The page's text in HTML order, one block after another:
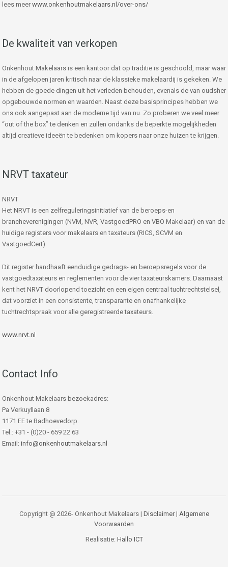
lees meer www.onkenhoutmakelaars.nl/over-ons/
De kwaliteit van verkopen
Onkenhout Makelaars is een kantoor dat op traditie is geschoold, maar waar
in de afgelopen jaren kritisch naar de klassieke makelaardij is gekeken. We
hebben de goede dingen uit het verleden behouden, evenals de van oudsher
opgebouwde normen en waarden. Naast deze basisprincipes hebben we
ons ook aangepast aan de moderne tijd van nu. Zo proberen we veel meer
“out of the box” te denken en zullen ondanks de beperkte mogelijkheden
altijd creatieve ideeën te bedenken om kopers naar onze huizen te krijgen.
NRVT taxateur
NRVT
Het NRVT is een zelfreguleringsinitiatief van de beroeps-en
brancheverenigingen (NVM, NVR, VastgoedPRO en VBO Makelaar) en van de
huidige registers voor makelaars en taxateurs (RICS, SCVM en
VastgoedCert).
Dit register handhaaft eenduidige gedrags- en beroepsregels voor de
vastgoedtaxateurs en reglementen voor de vier taxateurskamers. Daarnaast
kent het NRVT doorlopend toezicht en een eigen centraal tuchtrechtstelsel,
dat voorziet in een consistente, transparante en onafhankelijke
tuchtrechtspraak voor alle geregistreerde taxateurs.
www.nrvt.nl
Contact Info
Onkenhout Makelaars bezoekadres:
Pa Verkuyllaan 8
1171 EE te Badhoevedorp.
Tel.: +31 - (0)20 - 659 22 63
Email: info@onkenhoutmakelaars.nl
Copyright @ 2026- Onkenhout Makelaars | Disclaimer| Algemene
Voorwaarden
Realisatie: Hallo ICT